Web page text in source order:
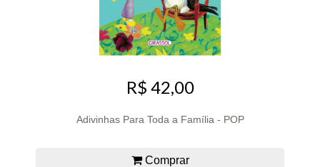
R$ 42,00
Adivinhas Para Toda a Família - POP
Comprar